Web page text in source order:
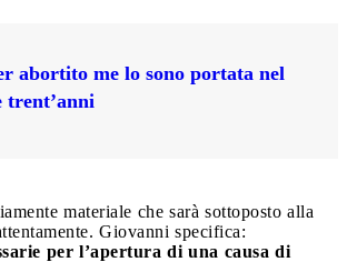
abortito me lo sono portata nel
trent’anni
materiale che sarà sottoposto alla
Giovanni specifica:
per l’apertura di una causa di